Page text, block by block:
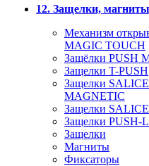
12. Защелки, магниты
Механизм
MAGIC TOUCH
Защёлки PUSH
Защелки T-PUSH
Защелки
MAGNETIC
Защелки
Защелки PUSH-
Защелки
Магниты
Фиксаторы